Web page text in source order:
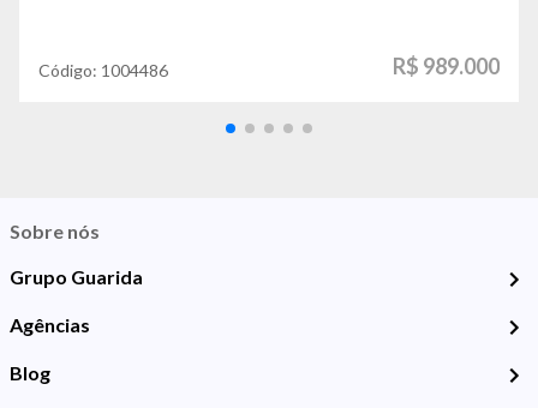
Código: 1004486 R$ 989.000
Sobre nós
Grupo Guarida
Agências
Blog